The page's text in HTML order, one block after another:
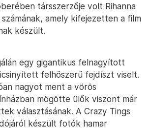
társszerzője volt Rihanna
amely kifejezetten a film
készült.
egy gigantikus felnagyított
felhőszerű fejdíszt viselt.
nagyot ment a vörös
mögötte ülők viszont már
választásának. A Crazy Tings
készült fotók hamar